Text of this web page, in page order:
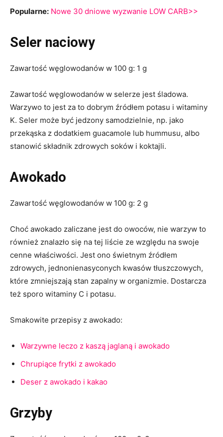
Popularne: Nowe 30 dniowe wyzwanie LOW CARB>>
Seler naciowy
Zawartość węglowodanów w 100 g: 1 g
Zawartość węglowodanów w selerze jest śladowa.
Warzywo to jest za to dobrym źródłem potasu i witaminy
K. Seler może być jedzony samodzielnie, np. jako
przekąska z dodatkiem guacamole lub hummusu, albo
stanowić składnik zdrowych soków i koktajli.
Awokado
Zawartość węglowodanów w 100 g: 2 g
Choć awokado zaliczane jest do owoców, nie warzyw to
również znalazło się na tej liście ze względu na swoje
cenne właściwości. Jest ono świetnym źródłem
zdrowych, jednonienasyconych kwasów tłuszczowych,
które zmniejszają stan zapalny w organizmie. Dostarcza
też sporo witaminy C i potasu.
Smakowite przepisy z awokado:
Warzywne leczo z kaszą jaglaną i awokado
Chrupiące frytki z awokado
Deser z awokado i kakao
Grzyby